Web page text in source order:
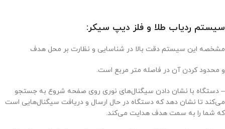
سیستم ردیاب طلا و فلز دیپ سیکر:
مشخصه این سیستم دقت بالا در شناسایی و نظارت بر محل هدف
و محدود کردن آن در فاصله متر مربع است.
– دستگاه با نشان دادن سیگنال‌های نوری روی صفحه شروع به جستجو
می‌کند تا نشان دهد که دستگاه در حال ارسال و دریافت سیگنال‌هایی است
که شما را به سمت هدف هدایت می‌کند.